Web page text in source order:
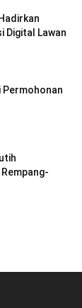
Digital Lawan
Permohonan